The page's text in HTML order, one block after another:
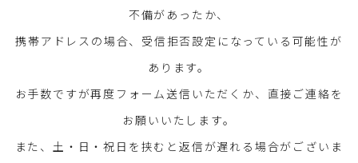
不備があったか、
携帯アドレスの場合、受信拒否設定になっている可能性が
あります。
お手数ですが再度フォーム送信いただくか、直接ご連絡を
お願いいたします。
また、土・日・祝日を挟むと返信が遅れる場合がございま